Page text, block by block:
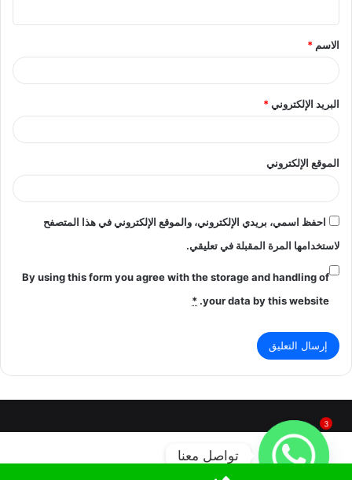
ق
*
الاسم *
البريد الإلكتروني*
الموقع الإلكتروني
احفظ اسمي، بريدي الإلكتروني، والموقع الإلكتروني في هذا المتصفح
لاستخدامها المرة المقبلة في تعليقي.
By using this form you agree with the storage and handling of
your data by this website.
*
3
تواصل معنا